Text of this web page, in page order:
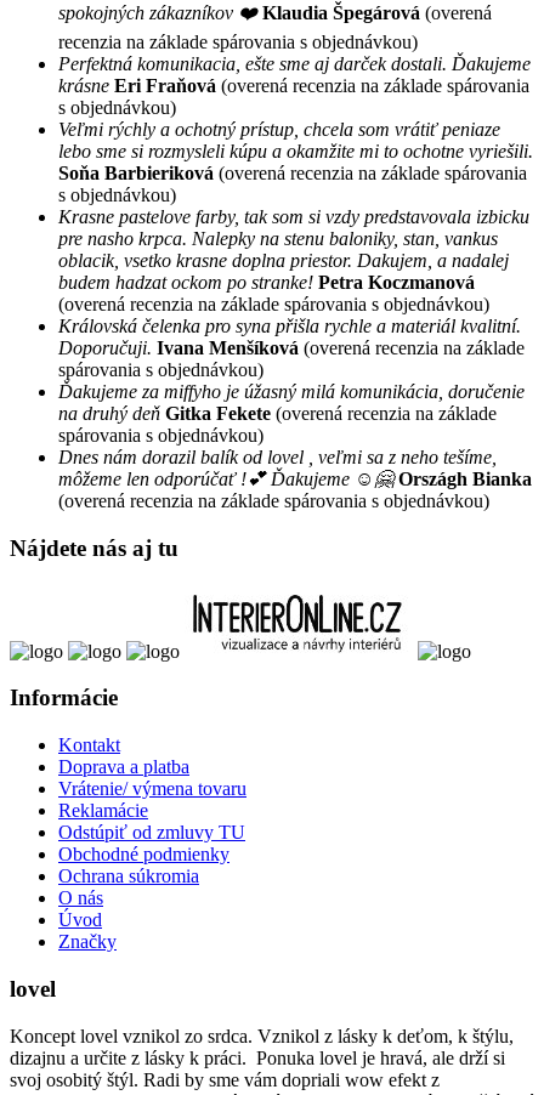
spokojných zákazníkov ❤️ Klaudia Špegárová (overená
recenzia na základe spárovania s objednávkou)
Perfektná komunikacia, ešte sme aj darček dostali. Ďakujeme
krásne Eri Fraňová (overená recenzia na základe spárovania
s objednávkou)
Veľmi rýchly a ochotný prístup, chcela som vrátiť peniaze
lebo sme si rozmysleli kúpu a okamžite mi to ochotne vyriešili.
Soňa Barbieriková (overená recenzia na základe spárovania
s objednávkou)
Krasne pastelove farby, tak som si vzdy predstavovala izbicku
pre nasho krpca. Nalepky na stenu baloniky, stan, vankus
oblacik, vsetko krasne doplna priestor. Dakujem, a nadalej
budem hadzat ockom po stranke! Petra Koczmanová
(overená recenzia na základe spárovania s objednávkou)
Královská čelenka pro syna přišla rychle a materiál kvalitní.
Doporučuji. Ivana Menšíková (overená recenzia na základe
spárovania s objednávkou)
Ďakujeme za miffyho je úžasný milá komunikácia, doručenie
na druhý deň Gitka Fekete (overená recenzia na základe
spárovania s objednávkou)
Dnes nám dorazil balík od lovel , veľmi sa z neho tešíme,
môžeme len odporúčať !💕 Ďakujeme ☺️🤗 Országh Bianka
(overená recenzia na základe spárovania s objednávkou)
Nájdete nás aj tu
Informácie
Kontakt
Doprava a platba
Vrátenie/ výmena tovaru
Reklamácie
Odstúpiť od zmluvy TU
Obchodné podmienky
Ochrana súkromia
O nás
Úvod
Značky
lovel
Koncept lovel vznikol zo srdca. Vznikol z lásky k deťom, k štýlu,
dizajnu a určite z lásky k práci. Ponuka lovel je hravá, ale drží si
svoj osobitý štýl. Radi by sme vám dopriali wow efekt z